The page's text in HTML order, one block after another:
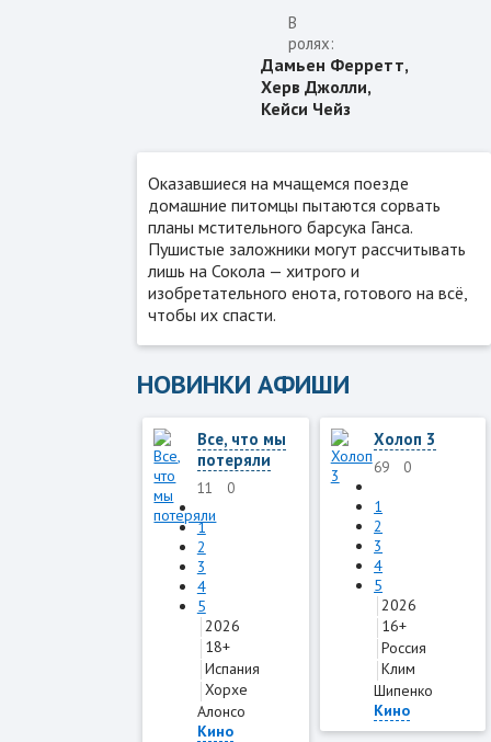
В
ролях:
Дамьен Ферретт,
Херв Джолли,
Кейси Чейз
Оказавшиеся на мчащемся поезде
домашние питомцы пытаются сорвать
планы мстительного барсука Ганса.
Пушистые заложники могут рассчитывать
лишь на Сокола — хитрого и
изобретательного енота, готового на всё,
чтобы их спасти.
НОВИНКИ АФИШИ
Все, что мы
потеряли
11 0
1
2
3
4
5
2026
18+
Испания
Хорхе
Алонсо
Кино
Холоп 3
69 0
1
2
3
4
5
2026
16+
Россия
Клим
Шипенко
Кино